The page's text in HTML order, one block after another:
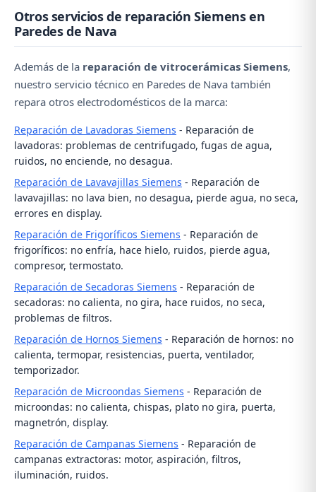
eficientes, pero sus reparaciones son más costosas
(módulos electrónicos). Las de cocción son más
mantenimiento.
Otros servicios de reparación Siemens en
Paredes de Nava
Además de la reparación de vitrocerámicas Siemens,
nuestro servicio técnico en Paredes de Nava también
repara otros electrodomésticos de la marca:
Reparación de Lavadoras Siemens - Reparación de
lavadoras: problemas de centrifugado, fugas de agua,
ruidos, no enciende, no desagua.
Reparación de Lavavajillas Siemens - Reparación de
lavavajillas: no lava bien, no desagua, pierde agua, no seca,
errores en display.
Reparación de Frigoríficos Siemens - Reparación de
frigoríficos: no enfría, hace hielo, ruidos, pierde agua,
compresor, termostato.
Reparación de Secadoras Siemens - Reparación de
secadoras: no calienta, no gira, hace ruidos, no seca,
problemas de filtros.
Reparación de Hornos Siemens - Reparación de hornos: no
calienta, termopar, resistencias, puerta, ventilador,
temporizador.
Reparación de Microondas Siemens - Reparación de
microondas: no calienta, chispas, plato no gira, puerta,
magnetrón, display.
Reparación de Campanas Siemens - Reparación de
campanas extractoras: motor, aspiración, filtros,
iluminación, ruidos.